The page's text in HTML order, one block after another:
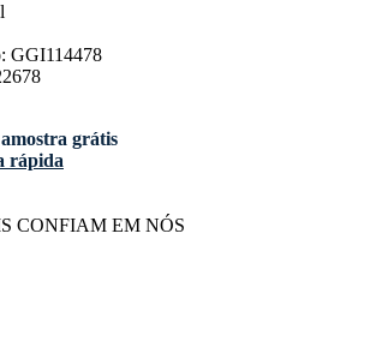
GGI114478
grátis
rápida
CONFIAM EM NÓS